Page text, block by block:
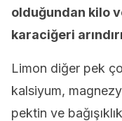
olduğundan kilo
karaciğeri
Limon diğer pek
kalsiyum,
pektin ve